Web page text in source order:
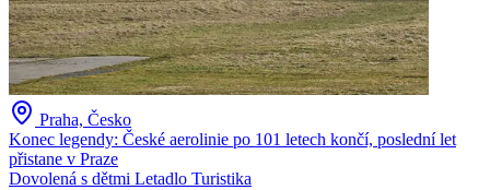
Praha, Česko
Konec legendy: České aerolinie po 101 letech končí, poslední let
přistane v Praze
Dovolená s dětmi Letadlo Turistika